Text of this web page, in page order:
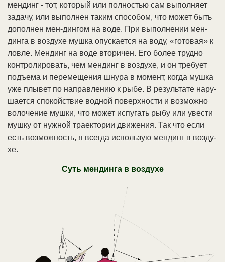
мен­динг - тот, ко­то­рый или пол­но­стью сам вы­пол­ня­ет
за­да­чу, или вы­пол­нен та­ким спо­со­бом, что мо­жет быть
до­пол­нен мен-дин­гом на во­де. При вы­пол­не­нии мен­
дин­га в воз­ду­хе муш­ка опус­ка­ет­ся на во­ду, «го­то­вая» к
лов­ле. Мен­динг на во­де вто­ри­чен. Его бо­лее труд­но
кон­тро­ли­ро­вать, чем мен­динг в воз­ду­хе, и он тре­бу­ет
подъ­е­ма и пе­ре­ме­ще­ния шну­ра в мо­мент, ко­гда муш­ка
уже плы­вет по на­прав­ле­нию к ры­бе. В ре­зуль­та­те на­ру­
ша­ет­ся спо­кой­ст­вие вод­ной по­верх­но­сти и воз­мож­но
во­ло­че­ние муш­ки, что мо­жет ис­пу­гать ры­бу или уве­сти
муш­ку от нуж­ной тра­ек­то­рии дви­же­ния. Так что ес­ли
есть воз­мож­ность, я все­гда ис­поль­зую мен­динг в воз­ду­
хе.
Суть мен­дин­га в воз­ду­хе